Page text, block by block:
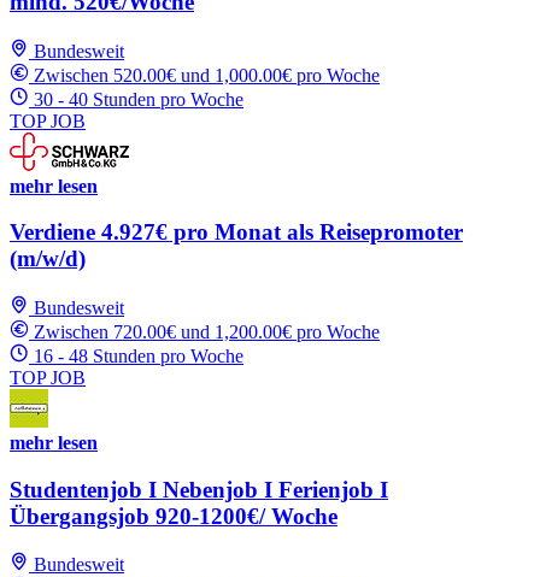
Bundesweit
Zwischen 520.00€ und 1,000.00€ pro Woche
30 - 40 Stunden pro Woche
TOP JOB
mehr lesen
Verdiene 4.927€ pro Monat als Reisepromoter
(m/w/d)
Bundesweit
Zwischen 720.00€ und 1,200.00€ pro Woche
16 - 48 Stunden pro Woche
TOP JOB
mehr lesen
Studentenjob I Nebenjob I Ferienjob I
Übergangsjob 920-1200€/ Woche
Bundesweit